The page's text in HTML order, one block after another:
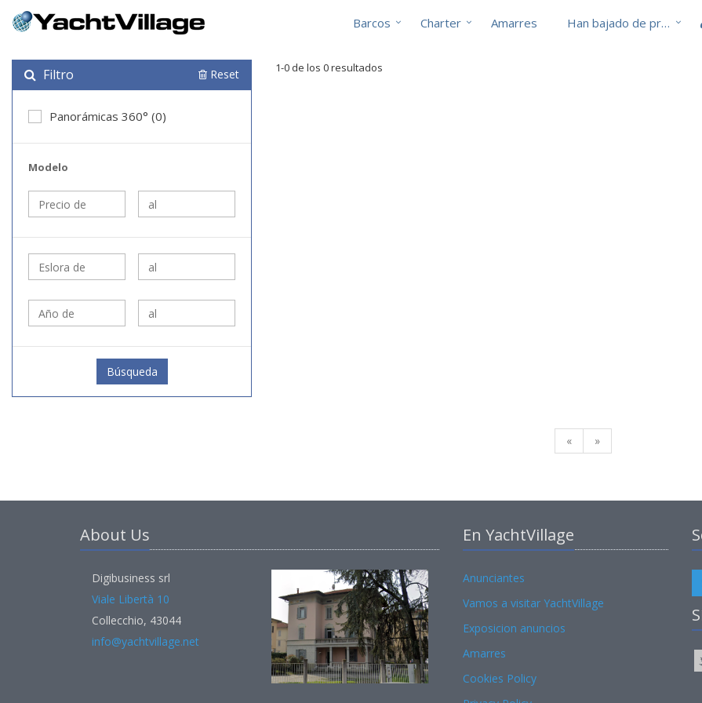
Barcos Charter Amarres Han bajado de precio
Filtro Reset
Panorámicas 360° (0)
Modelo
Búsqueda
1-0 de los 0 resultados
« »
About Us
Digibusiness srl
Viale Libertà 10
Collecchio, 43044
info@yachtvillage.net
En YachtVillage
Anunciantes
Vamos a visitar YachtVillage
Exposicion anuncios
Amarres
Cookies Policy